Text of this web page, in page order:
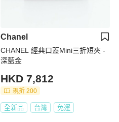
Chanel
CHANEL 經典口蓋Mini三折短夾 -
深藍金
HKD 7,812
現折 200
全新品 台灣 免運